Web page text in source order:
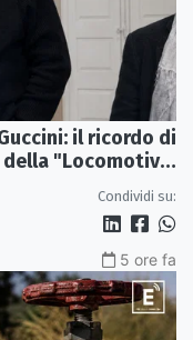
il ricordo di
"Locomotiva
Condividi su:
5 ore fa